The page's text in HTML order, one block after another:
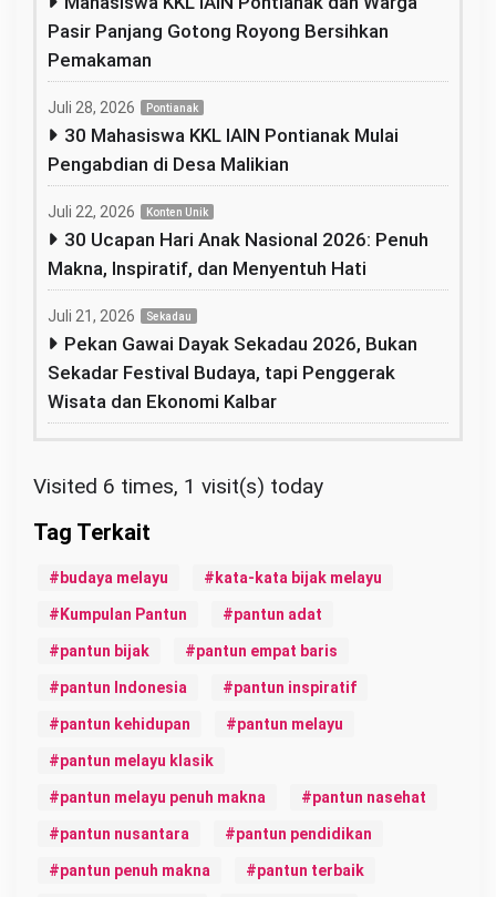
Pasir Panjang Gotong Royong Bersihkan
Pemakaman
Juli 28, 2026 Pontianak
30 Mahasiswa KKL IAIN Pontianak Mulai
Pengabdian di Desa Malikian
Juli 22, 2026 Konten Unik
30 Ucapan Hari Anak Nasional 2026: Penuh
Makna, Inspiratif, dan Menyentuh Hati
Juli 21, 2026 Sekadau
Pekan Gawai Dayak Sekadau 2026, Bukan
Sekadar Festival Budaya, tapi Penggerak
Wisata dan Ekonomi Kalbar
Visited 6 times, 1 visit(s) today
budaya melayu kata-kata bijak melayu
Kumpulan Pantun pantun adat
pantun bijak pantun empat baris
pantun Indonesia pantun inspiratif
pantun kehidupan pantun melayu
pantun melayu klasik
pantun melayu penuh makna pantun nasehat
pantun nusantara pantun pendidikan
pantun penuh makna pantun terbaik